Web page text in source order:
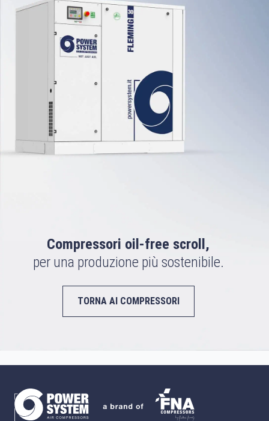
Compressori oil-free scroll,
per una produzione più sostenibile.
TORNA AI COMPRESSORI